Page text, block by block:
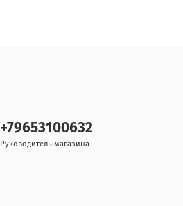
+79653100632
Руководитель магазина